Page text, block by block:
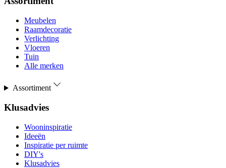
Meubelen
Raamdecoratie
Verlichting
Vloeren
Tuin
Alle merken
Assortiment
Klusadvies
Wooninspiratie
Ideeën
Inspiratie per ruimte
DIY's
Klusadvies